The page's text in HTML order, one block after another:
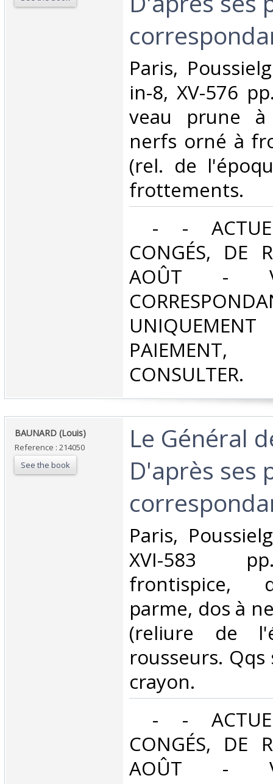
‎Paris,
in-8, XV-576
veau prune
nerfs orné à
(rel. de
frottements.‎
- -
CONGÉS, DE
AOÛT -
CONSULTER.‎
‎BAUNARD (Louis)‎
Reference : 214050
See the book
‎Le Général
D'après ses
‎Paris,
XVI-583
frontispice,
parme, dos à
(reliure de
rousseurs.
crayon.‎
- -
CONGÉS, DE
AOÛT -